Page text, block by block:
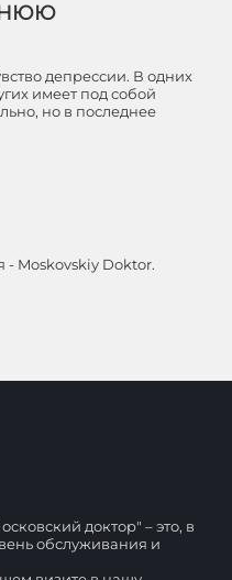
депрессии. В одних
имеет под собой
но в последнее
Moskovskiy Doktor.
доктор" – это, в
обслуживания и